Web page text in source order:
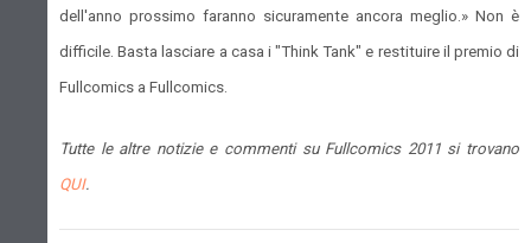
dell'anno prossimo faranno sicuramente ancora meglio.» Non è
difficile. Basta lasciare a casa i "Think Tank" e restituire il premio di
Fullcomics a Fullcomics.
Tutte le altre notizie e commenti su Fullcomics 2011 si trovano
QUI.